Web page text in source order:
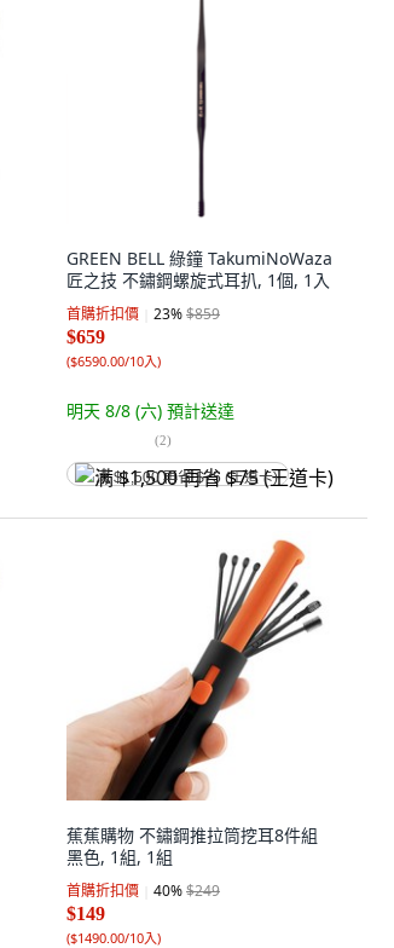
GREEN BELL 綠鐘 TakumiNoWaza
匠之技 不鏽鋼螺旋式耳扒, 1個, 1入
首購折扣價 23%$859
$659
($6590.00/10入)
明天 8/8 (六) 預計送達
(2)
满 $1,500 再省 $75 (王道卡)
蕉蕉購物 不鏽鋼推拉筒挖耳8件組
黑色, 1組, 1組
首購折扣價 40%$249
$149
($1490.00/10入)